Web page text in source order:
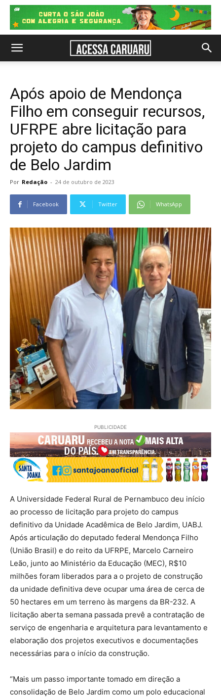
Após apoio de Mendonça
Filho em conseguir recursos,
UFRPE abre licitação para
projeto do campus definitivo
de Belo Jardim
Por Redação - 24 de outubro de 2023
Facebook Twitter WhatsApp
PUBLICIDADE
A Universidade Federal Rural de Pernambuco deu início
ao processo de licitação para projeto do campus
definitivo da Unidade Acadêmica de Belo Jardim, UABJ.
Após articulação do deputado federal Mendonça Filho
(União Brasil) e do reito da UFRPE, Marcelo Carneiro
Leão, junto ao Ministério da Educação (MEC), R$10
milhões foram liberados para a o projeto de construção
da unidade definitiva deve ocupar uma área de cerca de
50 hectares em um terreno às margens da BR-232. A
licitação aberta semana passada prevê a contratação de
serviço de engenharia e arquitetura para levantamento e
elaboração dos projetos executivos e documentações
necessárias para o início da construção.
“Mais um passo importante tomado em direção a
consolidação de Belo Jardim como um polo educacional